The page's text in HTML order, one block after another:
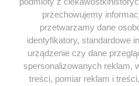
przedstawicieli Narodu
Odpowiedz
Anonim napisał/a
przechowujemy
przetwarzamy dane
identyfikatory, standardowe
urządzenie czy dane
spersonalizowanych reklam,
treści, pomiar reklam i